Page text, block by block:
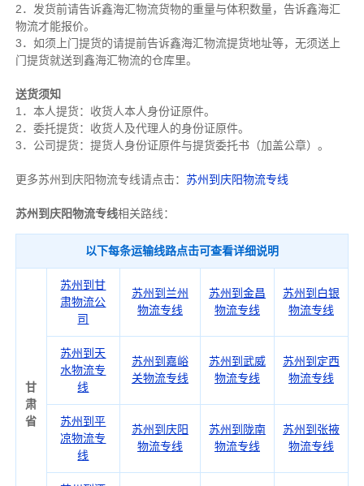
2．发货前请告诉鑫海汇物流货物的重量与体积数量，告诉鑫海汇
物流才能报价。
3．如须上门提货的请提前告诉鑫海汇物流提货地址等，无须送上
门提货就送到鑫海汇物流的仓库里。
送货须知
1．本人提货：收货人本人身份证原件。
2．委托提货：收货人及代理人的身份证原件。
3．公司提货：提货人身份证原件与提货委托书（加盖公章）。
更多苏州到庆阳物流专线请点击： 苏州到庆阳物流专线
苏州到庆阳物流专线相关路线：
以下每条运输线路点击可查看详细说明
甘
肃
省
苏州到甘
肃物流公
司
苏州到兰州
物流专线
苏州到金昌
物流专线
苏州到白银
物流专线
苏州到天
水物流专
线
苏州到嘉峪
关物流专线
苏州到武威
物流专线
苏州到定西
物流专线
苏州到平
凉物流专
线
苏州到庆阳
物流专线
苏州到陇南
物流专线
苏州到张掖
物流专线